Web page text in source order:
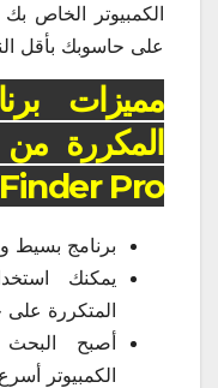
الكمبيوتر الخاص
على حاسوبك بأقل
مميزات
Pro
برنامج بسيط
يمكنك
المتكررة
أصبح
الكمبيوتر